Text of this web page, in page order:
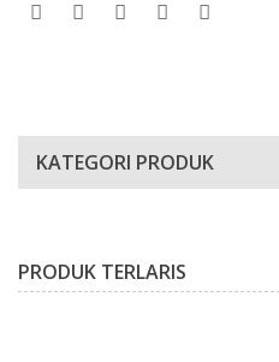
KATEGORI PRODUK
PRODUK TERLARIS